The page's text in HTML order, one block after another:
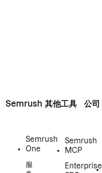
Semrush
Semrush
One
服
其他工具
Semrush
MCP
Enterprise
公司